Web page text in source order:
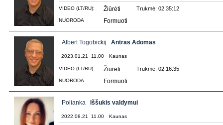
VIDEO (LT/RU): Žiūrėti Trukmė: 02:35:12
NUORODA Formuoti
Albert Togobickij Antras Adomas
2023.01.21 11.00 Kaunas
VIDEO (LT/RU): Žiūrėti Trukmė: 02:16:35
NUORODA Formuoti
Polianka Iššukis valdymui
2022.08.21 11.00 Kaunas